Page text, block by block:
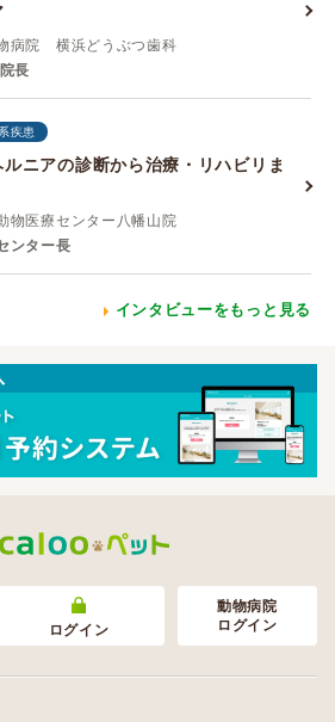
病院 横浜どうぶつ歯科
長
疾患
ニアの診断から治療・リハビリま
物医療センター八幡山院
ンター長
インタビューをもっと見る
ログイン
動物病院
ログイン